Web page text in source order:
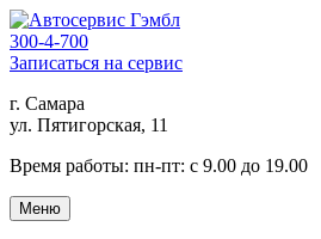
300-4-700
Записаться на сервис
г. Самара
ул. Пятигорская, 11
Время работы: пн-пт: с 9.00 до 19.00
Меню